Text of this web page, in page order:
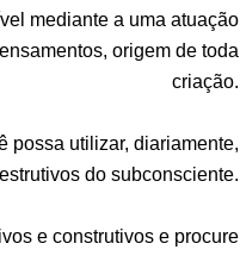
mediante a uma atuação
origem de toda
criação.
possa utilizar, diariamente,
do subconsciente.
e construtivos e procure